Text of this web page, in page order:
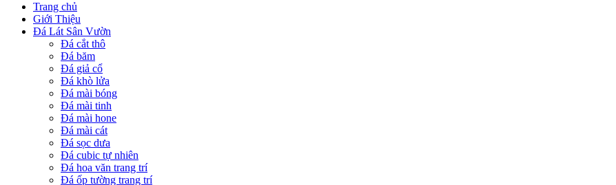
Trang chủ
Giới Thiệu
Đá Lát Sân Vườn
Đá cắt thô
Đá băm
Đá giả cổ
Đá khò lửa
Đá mài bóng
Đá mài tinh
Đá mài hone
Đá mài cát
Đá sọc dưa
Đá cubic tự nhiên
Đá hoa văn trang trí
Đá ốp tường trang trí